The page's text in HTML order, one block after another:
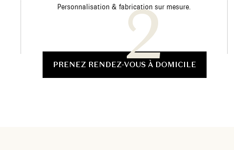
Personnalisation & fabrication sur mesure.
PRENEZ RENDEZ-VOUS À DOMICILE